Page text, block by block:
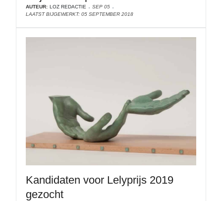
AUTEUR: LOZ REDACTIE
SEP 05
LAATST BIJGEWERKT: 05 SEPTEMBER 2018
Kandidaten voor Lelyprijs 2019
gezocht